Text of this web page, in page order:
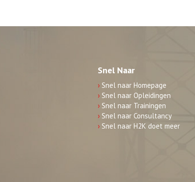
Snel Naar
› Snel naar Homepage
› Snel naar Opleidingen
› Snel naar Trainingen
› Snel naar Consultancy
› Snel naar H2K doet meer